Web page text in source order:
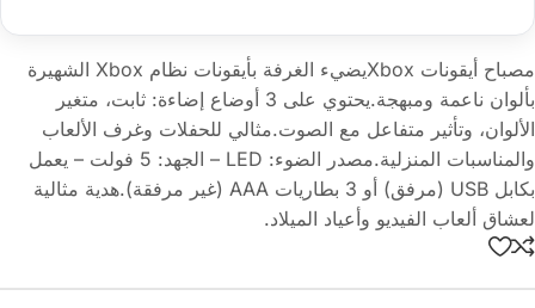
مصباح أيقونات Xboxيضيء الغرفة بأيقونات نظام Xbox الشهيرة
بألوان ناعمة ومبهجة.يحتوي على 3 أوضاع إضاءة: ثابت، متغير
الألوان، وتأثير متفاعل مع الصوت.مثالي للحفلات وغرف الألعاب
والمناسبات المنزلية.مصدر الضوء: LED – الجهد: 5 فولت – يعمل
بكابل USB (مرفق) أو 3 بطاريات AAA (غير مرفقة).هدية مثالية
لعشاق ألعاب الفيديو وأعياد الميلاد.